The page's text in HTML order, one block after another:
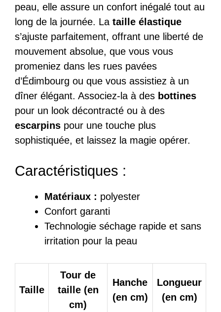
peau, elle assure un confort inégalé tout au
long de la journée. La taille élastique
s’ajuste parfaitement, offrant une liberté de
mouvement absolue, que vous vous
promeniez dans les rues pavées
d’Édimbourg ou que vous assistiez à un
dîner élégant. Associez-la à des bottines
pour un look décontracté ou à des
escarpins pour une touche plus
sophistiquée, et laissez la magie opérer.
Caractéristiques :
Matériaux : polyester
Confort garanti
Technologie séchage rapide et sans
irritation pour la peau
Taille
Tour de
taille (en
cm)
Hanche
(en cm)
Longueur
(en cm)